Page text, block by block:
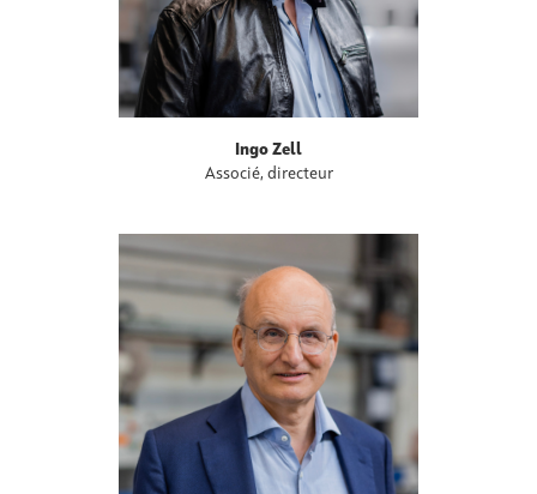
Ingo Zell
Associé, directeur